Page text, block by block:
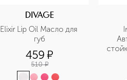
DIVAGE
Elixir Lip Oil Масло для
губ
459 ¤
510 ¤